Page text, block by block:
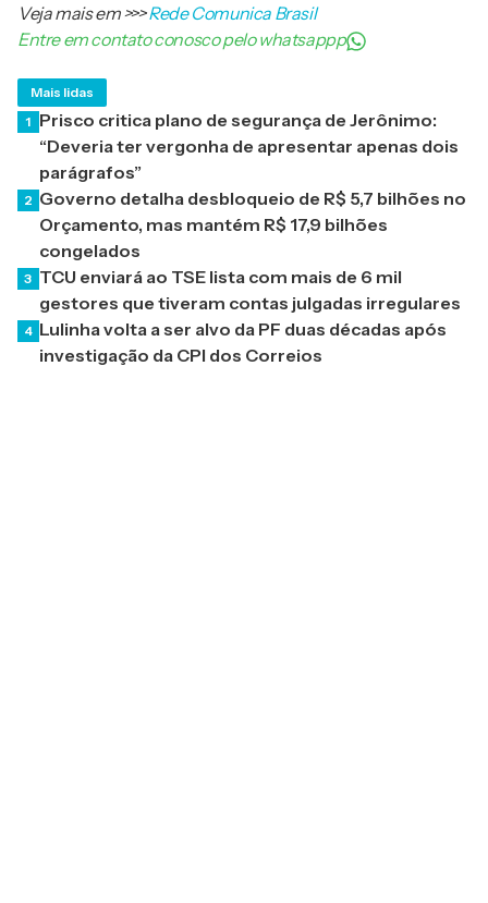
Veja mais em>>>Rede Comunica Brasil
Entre em contato conosco pelo whatsappp
Mais lidas
1 Prisco critica plano de segurança de Jerônimo:
“Deveria ter vergonha de apresentar apenas dois
parágrafos”
2 Governo detalha desbloqueio de R$ 5,7 bilhões no
Orçamento, mas mantém R$ 17,9 bilhões
congelados
3 TCU enviará ao TSE lista com mais de 6 mil
gestores que tiveram contas julgadas irregulares
4 Lulinha volta a ser alvo da PF duas décadas após
investigação da CPI dos Correios